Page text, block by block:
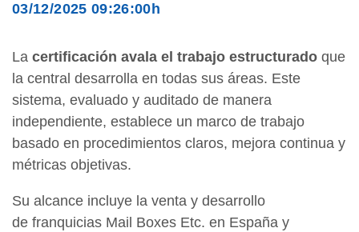
03/12/2025 09:26:00h
La certificación avala el trabajo estructurado que
la central desarrolla en todas sus áreas. Este
sistema, evaluado y auditado de manera
independiente, establece un marco de trabajo
basado en procedimientos claros, mejora continua y
métricas objetivas.
Su alcance incluye la venta y desarrollo
de franquicias Mail Boxes Etc. en España y